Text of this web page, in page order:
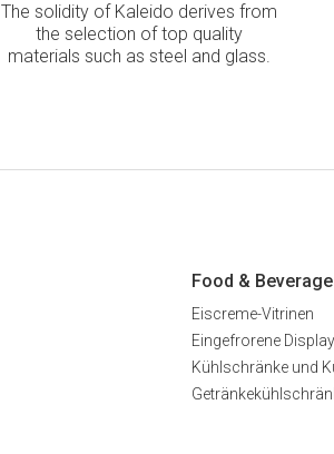
The solidity of Kaleido derives from
the selection of top quality
materials such as steel and glass.
Food & Beverage
Eiscreme-Vitrinen
Eingefrorene
Kühlschränke und